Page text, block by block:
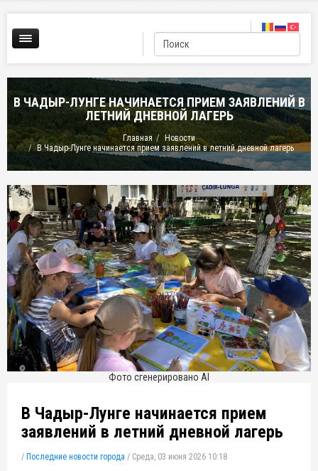
В ЧАДЫР-ЛУНГЕ НАЧИНАЕТСЯ ПРИЕМ ЗАЯВЛЕНИЙ В
ЛЕТНИЙ ДНЕВНОЙ ЛАГЕРЬ
Главная
Новости
В Чадыр-Лунге начинается прием заявлений в летний дневной лагерь
Фото сгенерировано Al
В Чадыр-Лунге начинается прием
заявлений в летний дневной лагерь
/ Последние новости города / Среда, 03 июня 2026 10:18